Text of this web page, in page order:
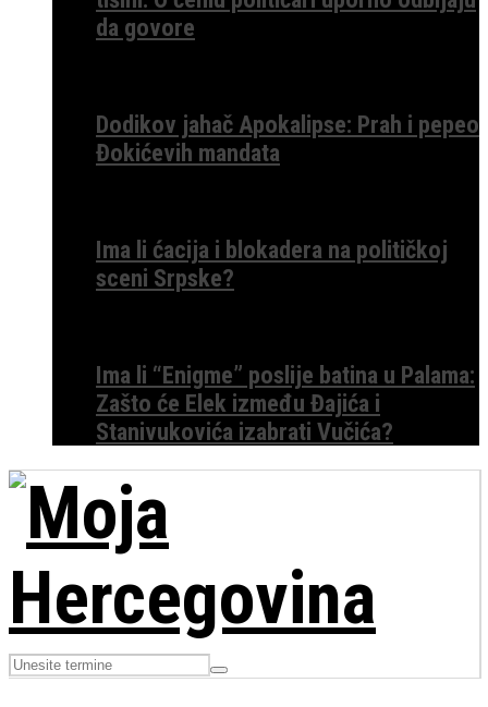
da govore
Dodikov jahač Apokalipse: Prah i pepeo
Đokićevih mandata
Ima li ćacija i blokadera na političkoj
sceni Srpske?
Ima li “Enigme” poslije batina u Palama:
Zašto će Elek između Đajića i
Stanivukovića izabrati Vučića?